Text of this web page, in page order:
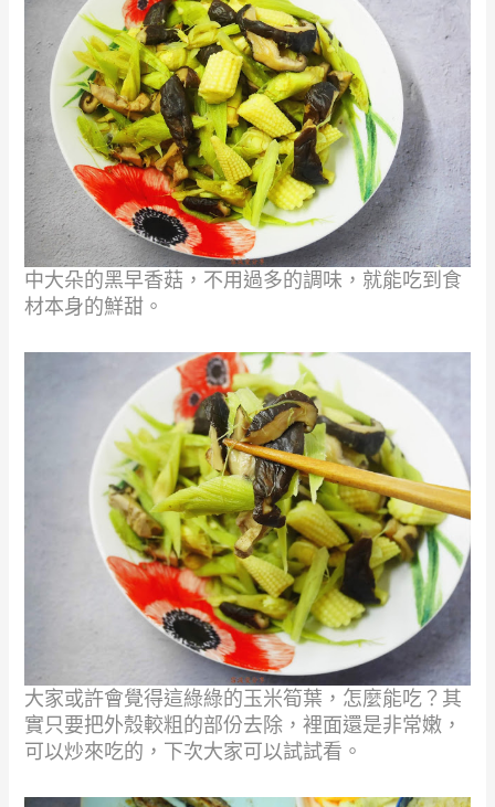
中大朵的黑早香菇，不用過多的調味，就能吃到食
材本身的鮮甜。
大家或許會覺得這綠綠的玉米筍葉，怎麼能吃？其
實只要把外殼較粗的部份去除，裡面還是非常嫩，
可以炒來吃的，下次大家可以試試看。